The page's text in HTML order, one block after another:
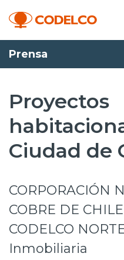
Transparencia activa
Nosotros
Operaciones
Sustentabilidad
Innovación
Inversionistas
Prensa
Proyectos
Ciudad de
CORPORACIÓN
COBRE DE
CODELCO
Inmobiliaria